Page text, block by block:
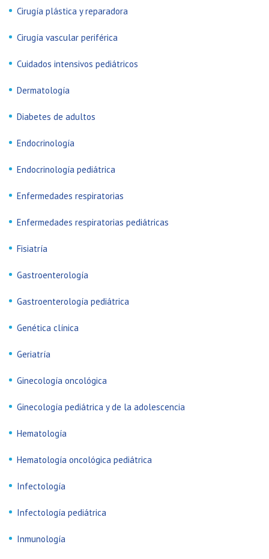
Cirugía plástica y reparadora
Cirugía vascular periférica
Cuidados intensivos pediátricos
Dermatología
Diabetes de adultos
Endocrinología
Endocrinología pediátrica
Enfermedades respiratorias
Enfermedades respiratorias pediátricas
Fisiatría
Gastroenterología
Gastroenterología pediátrica
Genética clínica
Geriatría
Ginecología oncológica
Ginecología pediátrica y de la adolescencia
Hematología
Hematología oncológica pediátrica
Infectología
Infectología pediátrica
Inmunología